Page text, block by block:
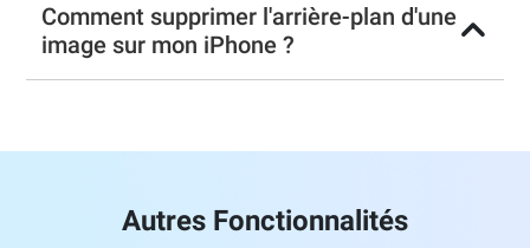
Comment supprimer l'arrière-plan d'une
image sur mon iPhone ?
Autres Fonctionnalités